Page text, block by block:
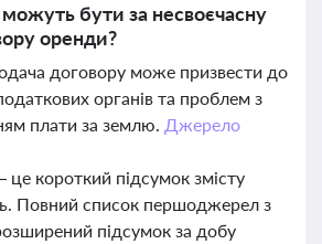
бути за несвоєчасну
оренди?
договору може призвести до
органів та проблем з
плати за землю. Джерело
короткий підсумок змісту
Повний список першоджерел з
підсумок за добу